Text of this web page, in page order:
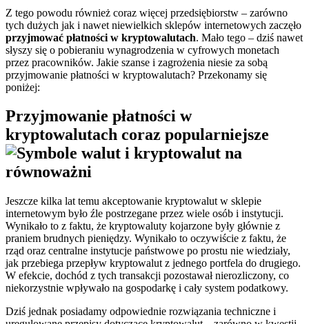
Z tego powodu również coraz więcej przedsiębiorstw – zarówno
tych dużych jak i nawet niewielkich sklepów internetowych zaczęło
przyjmować płatności w kryptowalutach. Mało tego – dziś nawet
słyszy się o pobieraniu wynagrodzenia w cyfrowych monetach
przez pracowników. Jakie szanse i zagrożenia niesie za sobą
przyjmowanie płatności w kryptowalutach? Przekonamy się
poniżej:
Przyjmowanie płatności w
kryptowalutach coraz popularniejsze
Jeszcze kilka lat temu akceptowanie kryptowalut w sklepie
internetowym było źle postrzegane przez wiele osób i instytucji.
Wynikało to z faktu, że kryptowaluty kojarzone były głównie z
praniem brudnych pieniędzy. Wynikało to oczywiście z faktu, że
rząd oraz centralne instytucje państwowe po prostu nie wiedziały,
jak przebiega przepływ kryptowalut z jednego portfela do drugiego.
W efekcie, dochód z tych transakcji pozostawał nierozliczony, co
niekorzystnie wpływało na gospodarkę i cały system podatkowy.
Dziś jednak posiadamy odpowiednie rozwiązania techniczne i